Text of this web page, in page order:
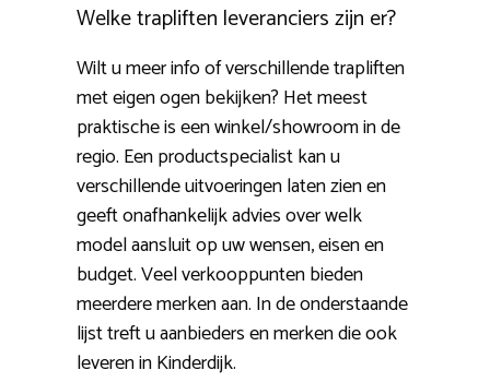
Welke trapliften leveranciers zijn er?
Wilt u meer info of verschillende trapliften
met eigen ogen bekijken? Het meest
praktische is een winkel/showroom in de
regio. Een productspecialist kan u
verschillende uitvoeringen laten zien en
geeft onafhankelijk advies over welk
model aansluit op uw wensen, eisen en
budget. Veel verkooppunten bieden
meerdere merken aan. In de onderstaande
lijst treft u aanbieders en merken die ook
leveren in Kinderdijk.